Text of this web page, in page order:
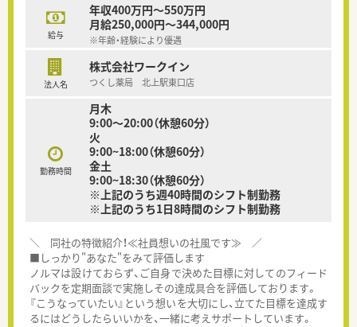
給与
年収400万円～550万円
月給250,000円～344,000円
※年齢・経験により優遇
法人名
株式会社ワークイン
つくし薬局 北上駅東口店
勤務時間
月木
9:00～20:00（休憩60分）
火
9:00~18:00（休憩60分）
金土
9:00~18:30（休憩60分）
※上記のうち週40時間のシフト制勤務
※上記のうち1日8時間のシフト制勤務
＼ 同社の特徴紹介！≪社員想いの社風です≫ ／
■しっかり"あなた"をみて評価します
ノルマは設けておらず、ご自身で決めた目標に対してのフィード
バックを定期面談で実施しその達成具合を評価しております。
『こうなっていたい』という想いを大切にし、立てた目標を達成す
るにはどうしたらいいかを、一緒に考えサポートしています。